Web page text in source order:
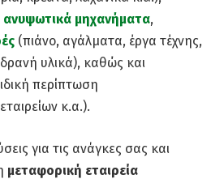
ανυψωτικά μηχανήματα,
(πιάνο, αγάλματα, έργα τέχνης,
υλικά), καθώς και
περίπτωση
κ.α.).
για τις ανάγκες σας και
μεταφορική εταιρεία